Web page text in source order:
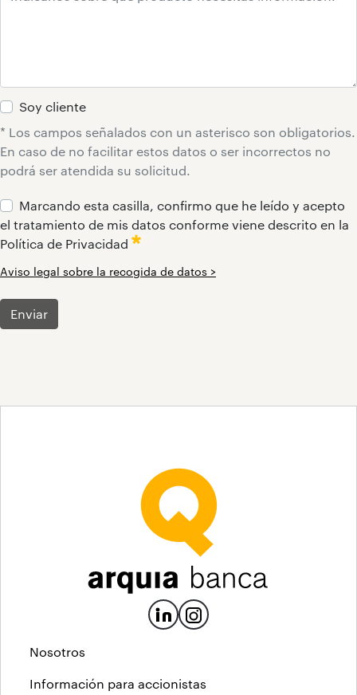
0/ 65000
Soy cliente
* Los campos señalados con un asterisco son obligatorios.
En caso de no facilitar estos datos o ser incorrectos no
podrá ser atendida su solicitud.
Marcando esta casilla, confirmo que he leído y acepto
el tratamiento de mis datos conforme viene descrito en la
Política de Privacidad
Aviso legal sobre la recogida de datos >
:
0 :
0 :
0 :
0 / 65000
Enviar
Nosotros
Información para accionistas